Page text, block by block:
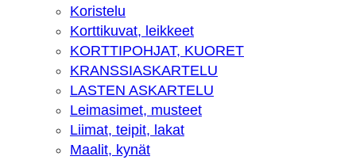
Koristelu
Korttikuvat, leikkeet
KORTTIPOHJAT, KUORET
KRANSSIASKARTELU
LASTEN ASKARTELU
Leimasimet, musteet
Liimat, teipit, lakat
Maalit, kynät